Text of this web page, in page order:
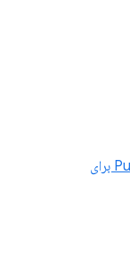
ضبط کننده از خروجی گرفتن به Puppeteer برای